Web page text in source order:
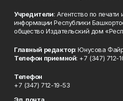
Учредители: Агентство по
информации Республики
общество Издательский дом
Главный редактор: Юнусова
Телефон приемной: +7 (347) 712-
Телефон
+7 (347) 712-19-53